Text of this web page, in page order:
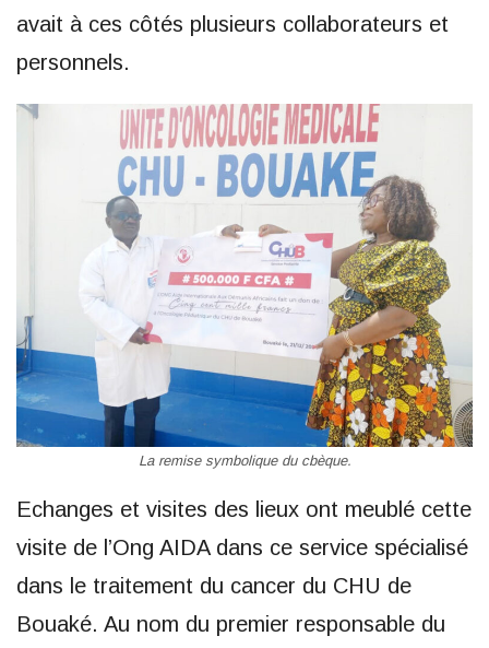
avait à ces côtés plusieurs collaborateurs et
personnels.
La remise symbolique du cbèque.
Echanges et visites des lieux ont meublé cette
visite de l’Ong AIDA dans ce service spécialisé
dans le traitement du cancer du CHU de
Bouaké. Au nom du premier responsable du